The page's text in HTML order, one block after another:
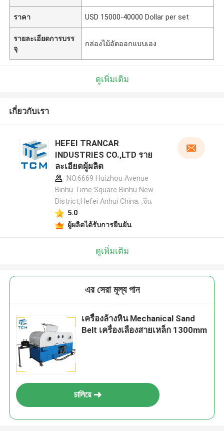
ราคา USD 15000-40000 Dollar per set
รายละเอียดการบรร
จุ
กล่องไม้อัดออกแบบเอง
ดูเพิ่มเติม
เกี่ยวกับเรา
HEFEI TRANCAR
INDUSTRIES CO.,LTD ราย
ละเอียดผู้ผลิต
NO.6669 Huizhou Avenue
Binhu Time Square Binhu New
District,Hefei Anhui China. ,จีน
5.0
ผู้ผลิตได้รับการยืนยัน
ดูเพิ่มเติม
এর সেরা মূল্য পান
เครื่องล้างหิน Mechanical Sand
Belt เครื่องเลืองสายเหล็ก 1300mm
চালিয়ে